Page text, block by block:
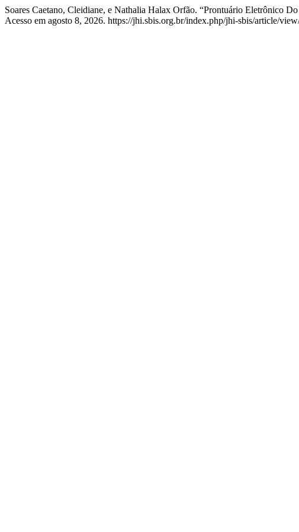
Soares Caetano, Cleidiane, e Nathalia Halax Orfão. “Prontuário Eletrônico
Acesso em agosto 8, 2026. https://jhi.sbis.org.br/index.php/jhi-sbis/article/